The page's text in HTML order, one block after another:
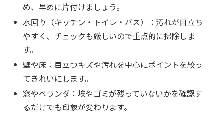
め、早めに片付けましょう。
水回り（キッチン・トイレ・バス）：汚れが目立ち
やすく、チェックも厳しいので重点的に掃除しま
す。
壁や床：目立つキズや汚れを中心にポイントを絞っ
てきれいにします。
窓やベランダ：埃やゴミが残っていないかを確認す
るだけでも印象が変わります。